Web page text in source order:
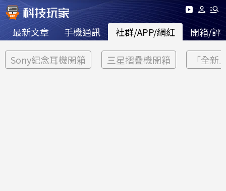
最新文章 手機通訊 社群/APP/網紅 開箱/評
Sony紀念耳機開箱 三星摺疊機開箱 「全新